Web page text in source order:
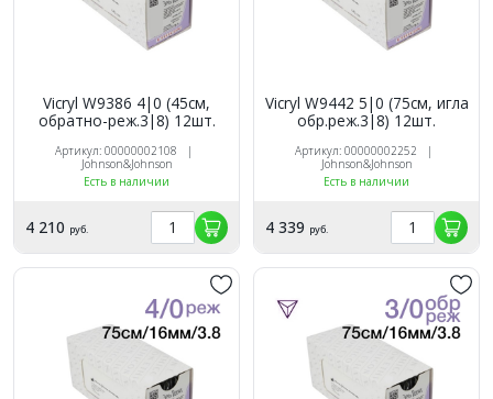
Vicryl W9386 4|0 (45см,
обратно-реж.3|8) 12шт.
Артикул: 00000002108 |
Johnson&Johnson
Есть в наличии
4 210 руб.
Vicryl W9442 5|0 (75см, игла
обр.реж.3|8) 12шт.
Артикул: 00000002252 |
Johnson&Johnson
Есть в наличии
4 339 руб.